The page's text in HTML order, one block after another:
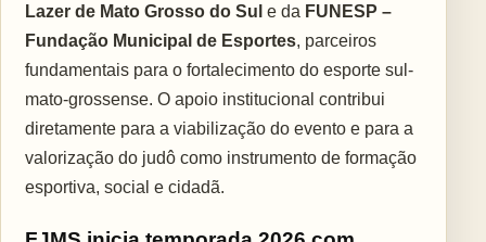
Lazer de Mato Grosso do Sul e da FUNESP –
Fundação Municipal de Esportes, parceiros
fundamentais para o fortalecimento do esporte sul-
mato-grossense. O apoio institucional contribui
diretamente para a viabilização do evento e para a
valorização do judô como instrumento de formação
esportiva, social e cidadã.